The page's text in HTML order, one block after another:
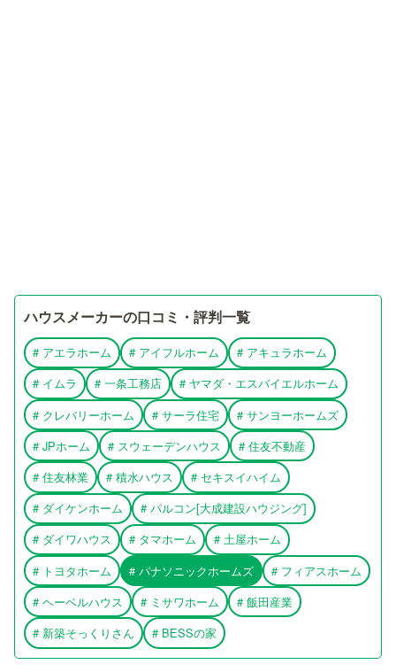
ハウスメーカーの口コミ・評判一覧
# アエラホーム # アイフルホーム # アキュラホーム
# イムラ # 一条工務店 # ヤマダ・エスバイエルホーム
# クレバリーホーム # サーラ住宅 # サンヨーホームズ
# JPホーム # スウェーデンハウス # 住友不動産
# 住友林業 # 積水ハウス # セキスイハイム
# ダイケンホーム # パルコン[大成建設ハウジング]
# ダイワハウス # タマホーム # 土屋ホーム
# トヨタホーム # パナソニックホームズ # フィアスホーム
# ヘーベルハウス # ミサワホーム # 飯田産業
# 新築そっくりさん # BESSの家